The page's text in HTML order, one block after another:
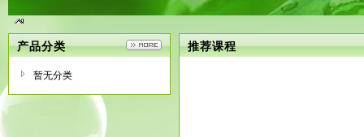
产品分类
暂无分类
推荐课程